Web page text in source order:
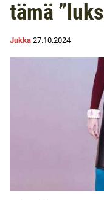
tämä
Jukka 27.10.2024